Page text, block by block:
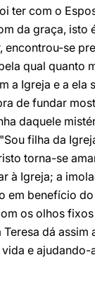
ter com o
da graça, isto
se
qual quanto
a Igreja e a ela
de fundar
daquele
filha da
torna-se
à Igreja; a
em benefício do
os olhos fixos
dá assim
e ajudando-